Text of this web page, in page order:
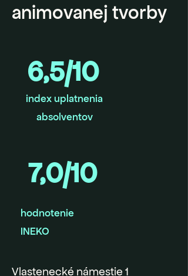
animovanej tvorby
6,5/10
index uplatnenia
absolventov
7,0/10
hodnotenie
INEKO
Vlastenecké námestie 1